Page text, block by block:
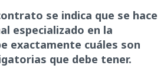
se indica que se hace
especializado en la
exactamente cuáles son
que debe tener.